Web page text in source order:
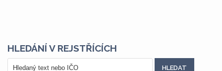
HLEDÁNÍ V REJSTŘÍCÍCH